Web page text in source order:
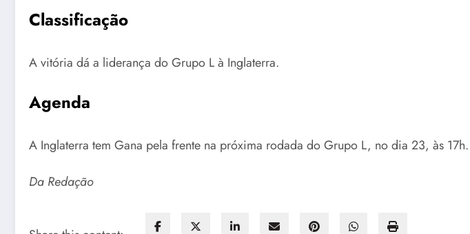
Classificação
A vitória dá a liderança do Grupo L à Inglaterra.
Agenda
A Inglaterra tem Gana pela frente na próxima rodada do Grupo L, no dia 23, às
Da Redação